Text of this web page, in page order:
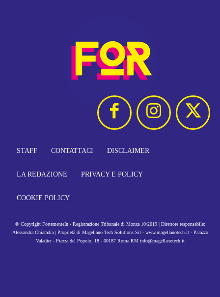
STAFF CONTATTACI DISCLAIMER
LA REDAZIONE PRIVACY E POLICY
COOKIE POLICY
© Copyright FortementeIn - Registrazione Tribunale di Monza 10/2019 | Direttore responsabile:
Alessandra Chiaradia | Proprietà di Magellano Tech Solutions Srl - www.magellanotech.it - Palazzo
Valadier - Piazza del Popolo, 18 - 00187 Roma RM info@magellanotech.it